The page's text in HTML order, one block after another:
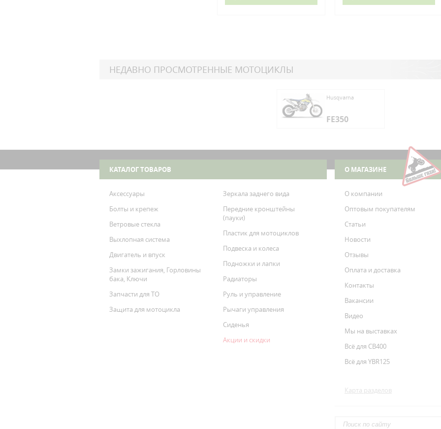
НЕДАВНО ПРОСМОТРЕННЫЕ МОТОЦИКЛЫ
Husqvarna
FE350
КАТАЛОГ ТОВАРОВ
Аксессуары
Болты и крепеж
Ветровые стекла
Выхлопная система
Двигатель и впуск
Замки зажигания, Горловины
бака, Ключи
Запчасти для ТО
Защита для мотоцикла
Зеркала заднего вида
Передние кронштейны
(пауки)
Пластик для мотоциклов
Подвеска и колеса
Подножки и лапки
Радиаторы
Руль и управление
Рычаги управления
Сиденья
Акции и скидки
О МАГАЗИНЕ
О компании
Оптовым покупателям
Статьи
Новости
Отзывы
Оплата и доставка
Контакты
Вакансии
Видео
Мы на выставках
Всё для CB400
Всё для YBR125
Карта разделов